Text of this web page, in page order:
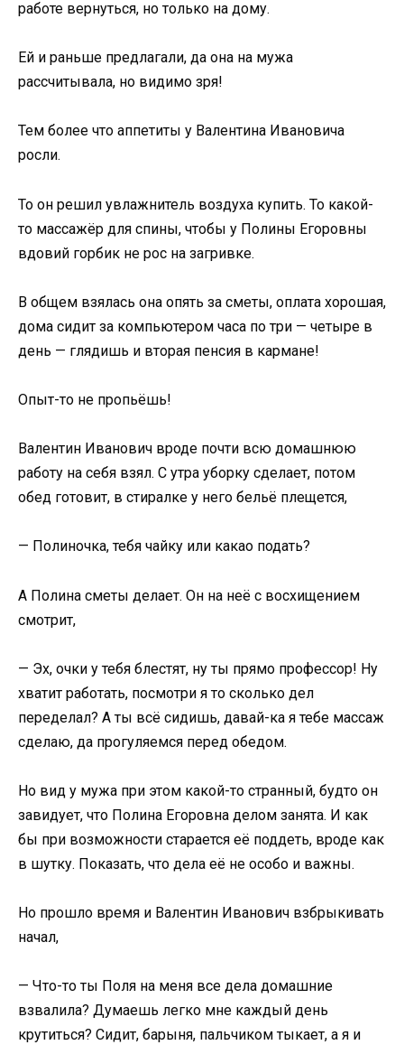
работе вернуться, но только на дому.
Ей и раньше предлагали, да она на мужа
рассчитывала, но видимо зря!
Тем более что аппетиты у Валентина Ивановича
росли.
То он решил увлажнитель воздуха купить. То какой-
то массажёр для спины, чтобы у Полины Егоровны
вдовий горбик не рос на загривке.
В общем взялась она опять за сметы, оплата хорошая,
дома сидит за компьютером часа по три — четыре в
день — глядишь и вторая пенсия в кармане!
Опыт-то не пропьёшь!
Валентин Иванович вроде почти всю домашнюю
работу на себя взял. С утра уборку сделает, потом
обед готовит, в стиралке у него бельё плещется,
— Полиночка, тебя чайку или какао подать?
А Полина сметы делает. Он на неё с восхищением
смотрит,
— Эх, очки у тебя блестят, ну ты прямо профессор! Ну
хватит работать, посмотри я то сколько дел
переделал? А ты всё сидишь, давай-ка я тебе массаж
сделаю, да прогуляемся перед обедом.
Но вид у мужа при этом какой-то странный, будто он
завидует, что Полина Егоровна делом занята. И как
бы при возможности старается её поддеть, вроде как
в шутку. Показать, что дела её не особо и важны.
Но прошло время и Валентин Иванович взбрыкивать
начал,
— Что-то ты Поля на меня все дела домашние
взвалила? Думаешь легко мне каждый день
крутиться? Сидит, барыня, пальчиком тыкает, а я и